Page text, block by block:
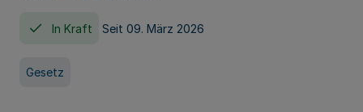
In Kraft Seit 09. März 2026
Gesetz